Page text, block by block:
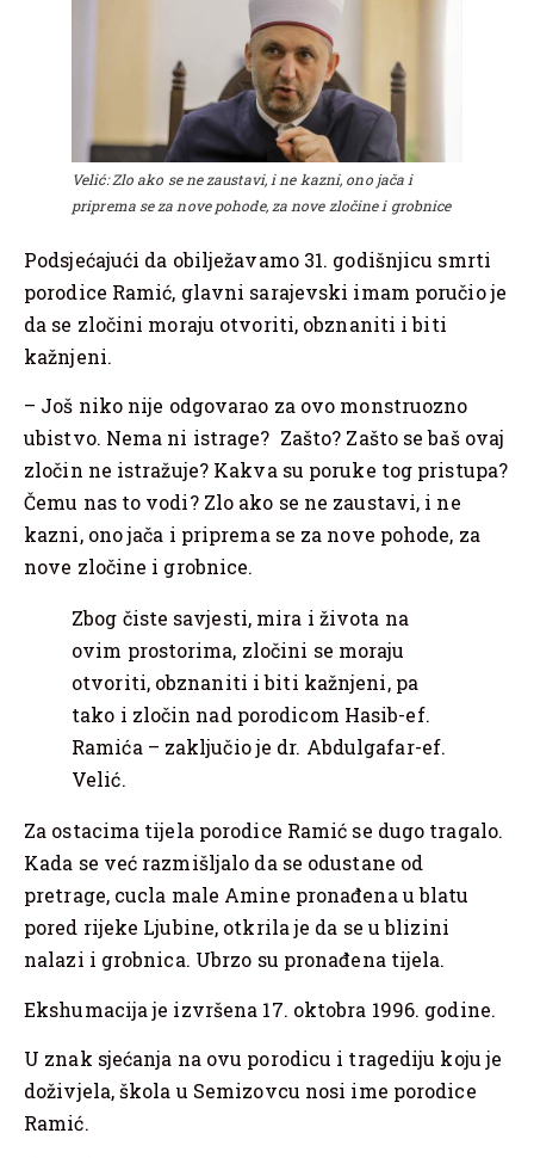
Velić: Zlo ako se ne zaustavi, i ne kazni, ono jača i
priprema se za nove pohode, za nove zločine i grobnice
Podsjećajući da obilježavamo 31. godišnjicu smrti
porodice Ramić, glavni sarajevski imam poručio je
da se zločini moraju otvoriti, obznaniti i biti
kažnjeni.
– Još niko nije odgovarao za ovo monstruozno
ubistvo. Nema ni istrage? Zašto? Zašto se baš ovaj
zločin ne istražuje? Kakva su poruke tog pristupa?
Čemu nas to vodi? Zlo ako se ne zaustavi, i ne
kazni, ono jača i priprema se za nove pohode, za
nove zločine i grobnice.
Zbog čiste savjesti, mira i života na
ovim prostorima, zločini se moraju
otvoriti, obznaniti i biti kažnjeni, pa
tako i zločin nad porodicom Hasib-ef.
Ramića – zaključio je dr. Abdulgafar-ef.
Velić.
Za ostacima tijela porodice Ramić se dugo tragalo.
Kada se već razmišljalo da se odustane od
pretrage, cucla male Amine pronađena u blatu
pored rijeke Ljubine, otkrila je da se u blizini
nalazi i grobnica. Ubrzo su pronađena tijela.
Ekshumacija je izvršena 17. oktobra 1996. godine.
U znak sjećanja na ovu porodicu i tragediju koju je
doživjela, škola u Semizovcu nosi ime porodice
Ramić.